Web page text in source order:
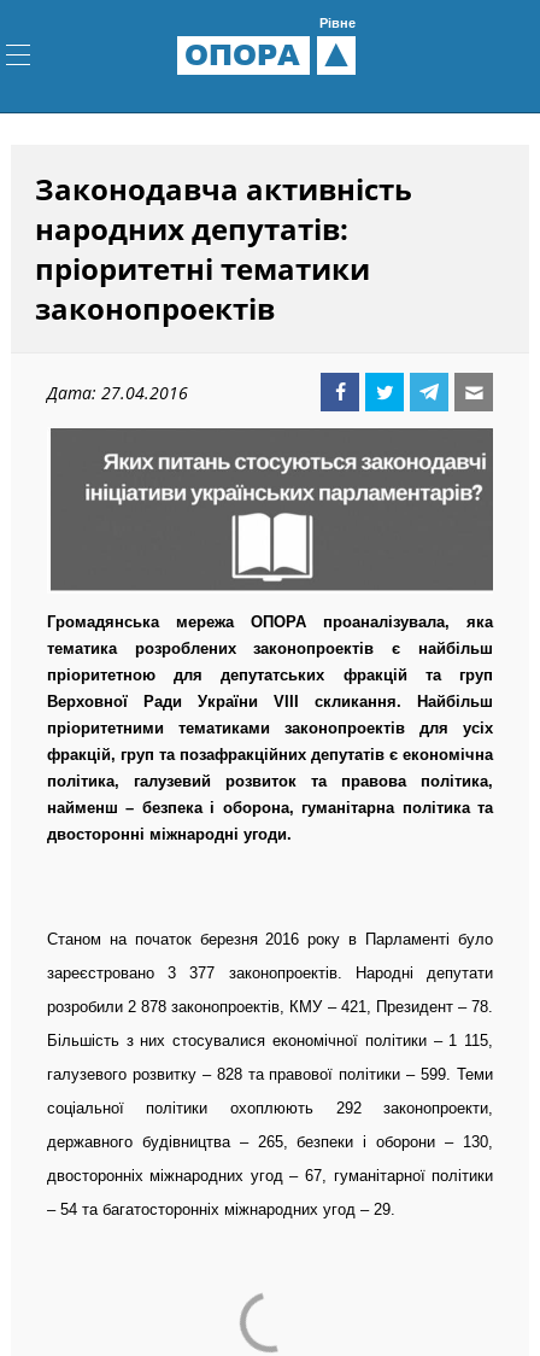
ОПОРА
Рівне
Законодавча активність
народних депутатів:
пріоритетні тематики
законопроектів
Дата: 27.04.2016
Громадянська мережа ОПОРА проаналізувала, яка
тематика розроблених законопроектів є найбільш
пріоритетною для депутатських фракцій та груп
Верховної Ради України VIII
скликання. Найбільш
пріоритетними тематиками законопроектів для усіх
фракцій, груп та позафракційних депутатів є економічна
політика, галузевий розвиток та правова політика,
найменш – безпека і оборона, гуманітарна політика та
двосторонні міжнародні угоди.
Станом на початок березня 2016 року в Парламенті було
зареєстровано 3 377 законопроектів. Народні депутати
розробили 2 878 законопроектів, КМУ – 421, Президент – 78.
Більшість з них стосувалися економічної політики – 1 115,
галузевого розвитку – 828 та правової політики – 599. Теми
соціальної політики охоплюють 292 законопроекти,
державного будівництва – 265, безпеки і оборони – 130,
двосторонніх міжнародних угод – 67, гуманітарної політики
– 54 та багатосторонніх міжнародних угод – 29.